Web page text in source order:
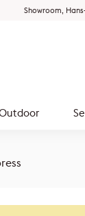
Showroom,